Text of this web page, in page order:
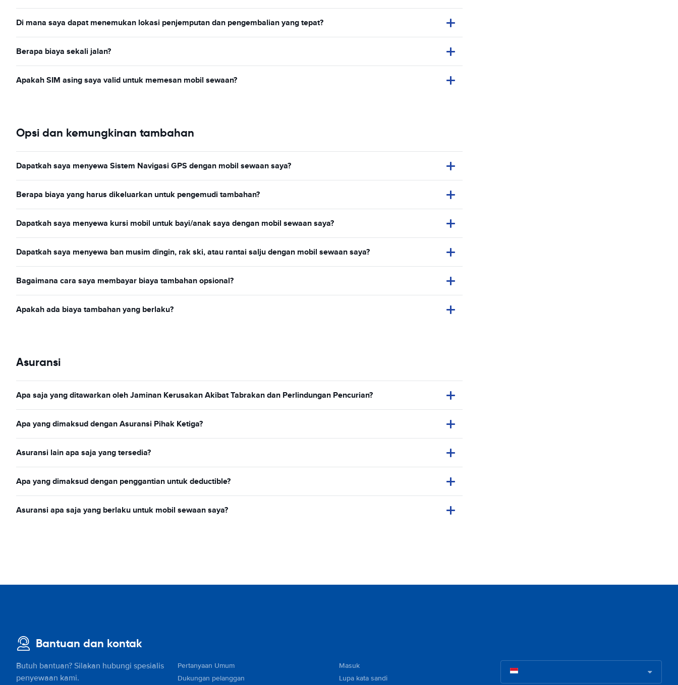
Di mana saya dapat menemukan lokasi penjemputan dan pengembalian yang tepat?
Berapa biaya sekali jalan?
Apakah SIM asing saya valid untuk memesan mobil sewaan?
Opsi dan kemungkinan tambahan
Dapatkah saya menyewa Sistem Navigasi GPS dengan mobil sewaan saya?
Berapa biaya yang harus dikeluarkan untuk pengemudi tambahan?
Dapatkah saya menyewa kursi mobil untuk bayi/anak saya dengan mobil sewaan saya?
Dapatkah saya menyewa ban musim dingin, rak ski, atau rantai salju dengan mobil sewaan saya?
Bagaimana cara saya membayar biaya tambahan opsional?
Apakah ada biaya tambahan yang berlaku?
Asuransi
Apa saja yang ditawarkan oleh Jaminan Kerusakan Akibat Tabrakan dan Perlindungan Pencurian?
Apa yang dimaksud dengan Asuransi Pihak Ketiga?
Asuransi lain apa saja yang tersedia?
Apa yang dimaksud dengan penggantian untuk deductible?
Asuransi apa saja yang berlaku untuk mobil sewaan saya?
Bantuan dan kontak
Butuh bantuan? Silakan hubungi spesialis
penyewaan kami.
Pertanyaan Umum
Dukungan pelanggan
Masuk
Lupa kata sandi